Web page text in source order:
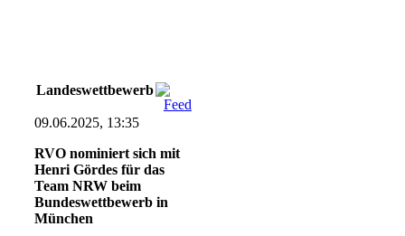
Landeswettbewerb
09.06.2025, 13:35
RVO nominiert sich mit
Henri Gördes für das
Team NRW beim
Bundeswettbewerb in
München